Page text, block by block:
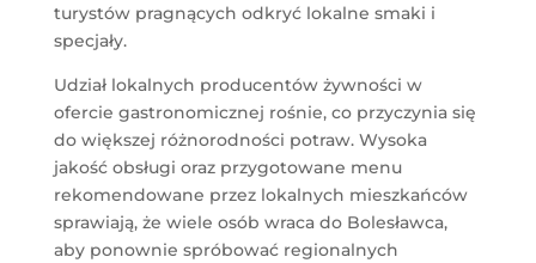
turystów pragnących odkryć lokalne smaki i
specjały.
Udział lokalnych producentów żywności w
ofercie gastronomicznej rośnie, co przyczynia się
do większej różnorodności potraw. Wysoka
jakość obsługi oraz przygotowane menu
rekomendowane przez lokalnych mieszkańców
sprawiają, że wiele osób wraca do Bolesławca,
aby ponownie spróbować regionalnych